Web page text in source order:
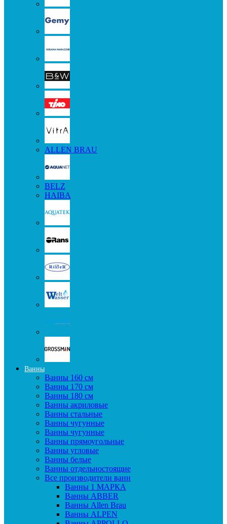
ALLEN BRAU
BELZ
HAIBA
Ванны
Ванны 160 см
Ванны 170 см
Ванны 180 см
Ванны акриловые
Ванны стальные
Ванны чугунные
Ванны чугунные
Ванны прямоугольные
Ванны угловые
Ванны белые
Ванны отдельностоящие
Все производители ванн
Ванны 1 МАРКА
Ванны ABBER
Ванны Allen Brau
Ванны ALPEN